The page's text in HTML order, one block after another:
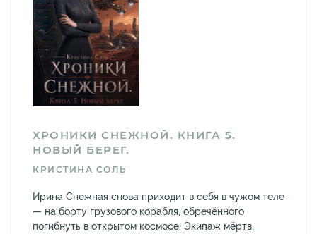
ХРОНИКИ СНЕЖНОЙ. КНИГА 5.
НОВЫЙ БЕРЕГ.
КРИСТИНА СОЛЬ
Ирина Снежная снова приходит в себя в чужом теле
— на борту грузового корабля, обречённого
погибнуть в открытом космосе. Экипаж мёртв,